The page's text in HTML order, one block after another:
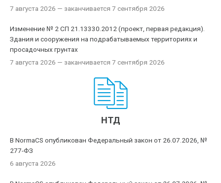
7 августа 2026 — заканчивается 7 сентября 2026
Изменение № 2 СП 21.13330.2012 (проект, первая редакция).
Здания и сооружения на подрабатываемых территориях и
просадочных грунтах
7 августа 2026 — заканчивается 7 сентября 2026
НТД
В NormaCS опубликован Федеральный закон от 26.07.2026, №
277-ФЗ
6 августа 2026